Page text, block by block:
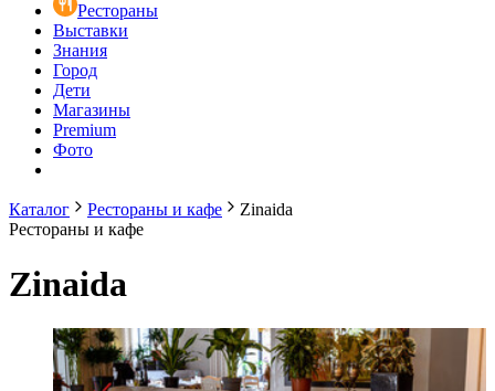
Рестораны
Выставки
Знания
Город
Дети
Магазины
Premium
Фото
Каталог Рестораны и кафе
Zinaida
Рестораны и кафе
Zinaida